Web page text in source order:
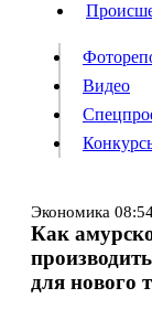
Происшествия
Видео
Конкурсы
Информация
Видео
Экономика
Как
для нового